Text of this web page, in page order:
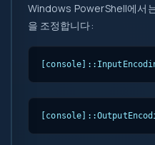
Windows PowerShell에서
을 조정합니다: